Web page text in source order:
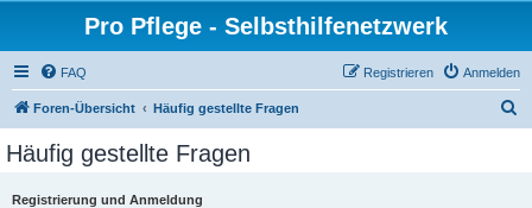
Pro Pflege - Selbsthilfenetzwerk
FAQ Anmelden
Registrieren
Foren-Übersicht Häufig gestellte Fragen
Häufig gestellte Fragen
Registrierung und Anmeldung